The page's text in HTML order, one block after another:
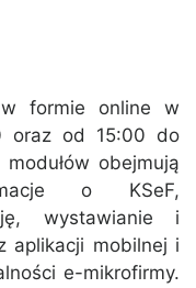
formie online w
oraz od 15:00 do
obejmują
o KSeF,
wystawianie i
aplikacji mobilnej i
e-mikrofirmy.